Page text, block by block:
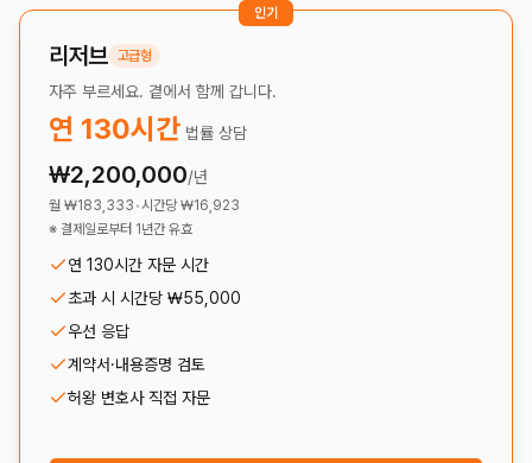
인기
리저브 고급형
자주 부르세요. 곁에서 함께 갑니다.
연 130시간 법률 상담
₩2,200,000/년
월 ₩183,333 •시간당₩16,923
※ 결제일로부터 1년간 유효
연 130시간 자문 시간
초과 시 시간당 ₩55,000
우선 응답
계약서·내용증명 검토
허왕 변호사 직접 자문